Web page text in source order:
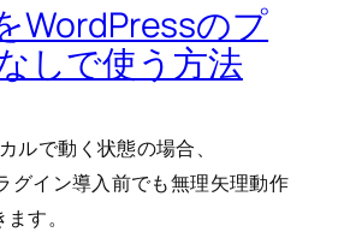
WordPressのプ
しで使う方法
ルで動く状態の場合、
グイン導入前でも無理矢理動作
す。